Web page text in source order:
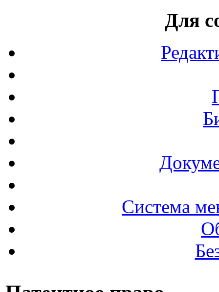
Для
Система